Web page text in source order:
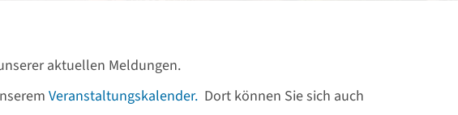
aktuellen Meldungen.
Veranstaltungskalender. Dort können Sie sich auch